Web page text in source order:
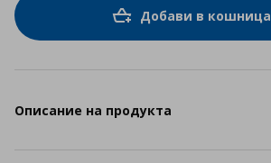
Добави в
Описание на продукта